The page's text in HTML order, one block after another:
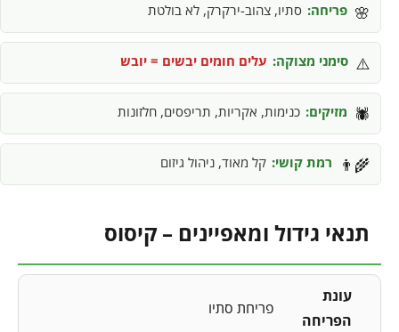
🌸 פריחה: סתיו, צהוב-ירקרק, לא בולטת
⚠️ סימני מצוקה: עלים חומים יבשים = יובש
🕷️ מזיקים: כנימות, אקריות, תריפסים, חלזונות
👨‍🌾 רמת קושי: קל מאוד, ניהול גיזום
תנאי גידול ומאפיינים – קיסוס
עונת
הפריחה
פריחת סתיו